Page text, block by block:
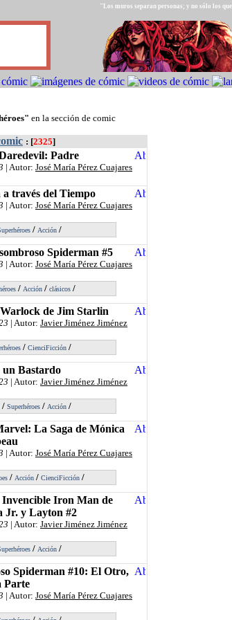
"Los muros separan personas; y no sólo los
en la sección de comic
: [2325]
Padre
| Autor: José María Pérez Cuajares
través del Tiempo
| Autor: José María Pérez Cuajares
/ Acción/
Spiderman #5
| Autor: José María Pérez Cuajares
/ Acción / clásicos /
de Jim Starlin
| Autor: Javier Jiménez Jiménez
/ CienciFicción/
Bastardo
| Autor: Javier Jiménez Jiménez
/ Superhéroes/ Acción/
La Saga de Mónica
| Autor: José María Pérez Cuajares
/ Acción/ CienciFicción/
Iron Man de
Jr. y Layton #2
| Autor: Javier Jiménez Jiménez
/ Acción/
Spiderman #10: El Otro,
Parte
| Autor: José María Pérez Cuajares